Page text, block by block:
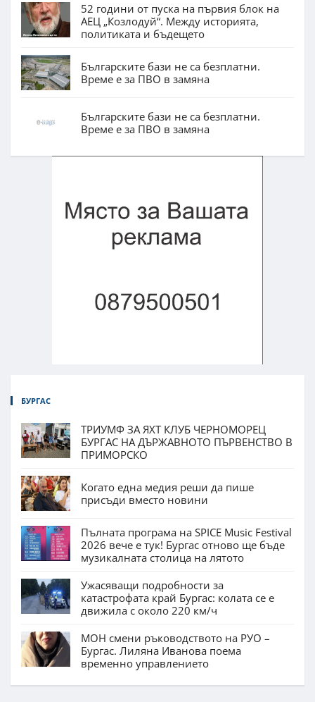
52 години от пуска на първия блок на
АЕЦ „Козлодуй“. Между историята,
политиката и бъдещето
Българските бази не са безплатни.
Време е за ПВО в замяна
Българските бази не са безплатни.
Време е за ПВО в замяна
БУРГАС
ТРИУМФ ЗА ЯХТ КЛУБ ЧЕРНОМОРЕЦ
БУРГАС НА ДЪРЖАВНОТО ПЪРВЕНСТВО В
ПРИМОРСКО
Когато една медия реши да пише
присъди вместо новини
Пълната програма на SPICE Music Festival
2026 вече е тук! Бургас отново ще бъде
музикалната столица на лятото
Ужасяващи подробности за
катастрофата край Бургас: колата се е
движила с около 220 км/ч
МОН смени ръководството на РУО –
Бургас. Лиляна Иванова поема
временно управлението